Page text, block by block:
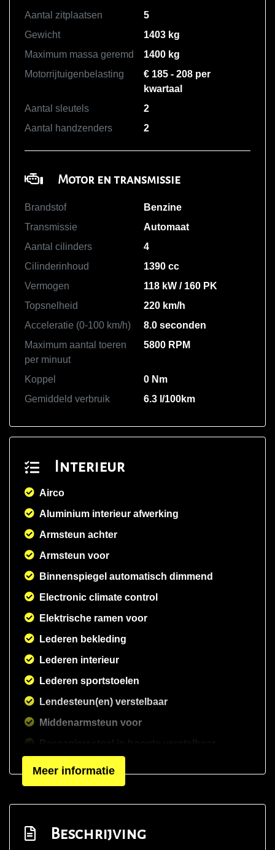
Aantal zitplaatsen
5
Gewicht
1403 kg
Maximum massa geremd
1400 kg
Motorrijtuigenbelasting
€ 185 - 208 per
kwartaal
Aantal sleutels
2
Aantal handzenders
2
Motor en transmissie
Brandstof
Benzine
Transmissie
Automaat
Aantal cilinders
4
Cilinderinhoud
1390 cc
Vermogen
118 kW / 160 PK
Topsnelheid
220 km/h
Acceleratie (0-100 km/h)
8.0 seconden
Maximum aantal toeren
per minuut
5800 RPM
Koppel
0 Nm
Gemiddeld verbruik
6.3 l/100km
Interieur
Airco
Aluminium interieur afwerking
Armsteun achter
Armsteun voor
Binnenspiegel automatisch dimmend
Electronic climate control
Elektrische ramen voor
Lederen bekleding
Lederen interieur
Lederen sportstoelen
Lendesteun(en) verstelbaar
Middenarmsteun voor
Passagiersstoel in hoogte verstelbaar
Sportstoelen
Stuur en versnellingspook (kunst)leder
Stuur leder
Stuurbekrachtiging snelheidsafhankelijk
Meer informatie
Beschrijving